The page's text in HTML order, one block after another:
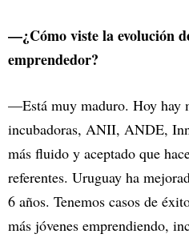
—¿Cómo viste la evolución
emprendedor?
—Está muy maduro. Hoy hay
incubadoras, ANII, ANDE,
más fluido y aceptado que
referentes. Uruguay ha
6 años. Tenemos casos de
más jóvenes emprendiendo,